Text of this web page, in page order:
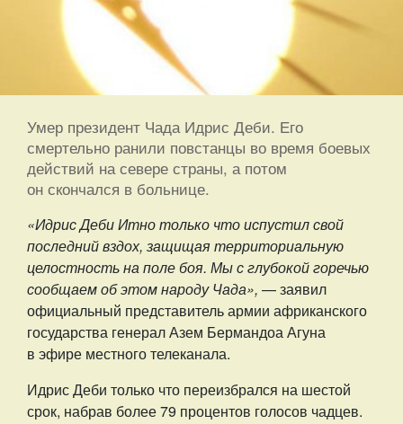
Умер президент Чада Идрис Деби. Его
смертельно ранили повстанцы во время боевых
действий на севере страны, а потом
он скончался в больнице.
«Идрис Деби Итно только что испустил свой
последний вздох, защищая территориальную
целостность на поле боя. Мы с глубокой горечью
сообщаем об этом народу Чада», — заявил
официальный представитель армии африканского
государства генерал Азем Бермандоа Агуна
в эфире местного телеканала.
Идрис Деби только что переизбрался на шестой
срок, набрав более 79 процентов голосов чадцев.